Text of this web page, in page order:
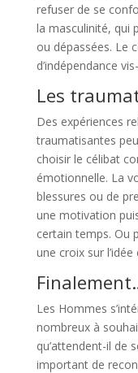
refuser de se
la masculinité, qui
ou dépassées. Le
d’indépendance
Les
Des expériences
traumatisantes
choisir le célibat
émotionnelle. La
blessures ou de
une motivation
certain temps. Ou
une croix sur
Les Hommes
nombreux à
qu’attendent-il de
important de